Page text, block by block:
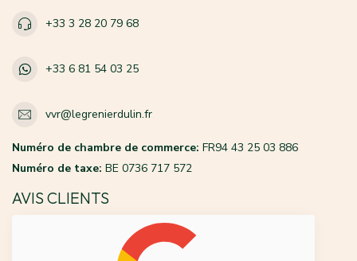
+33 3 28 20 79 68
+33 6 81 54 03 25
vvr@legrenierdulin.fr
Numéro de chambre de commerce: FR94 43 25 03 886
Numéro de taxe: BE 0736 717 572
AVIS CLIENTS